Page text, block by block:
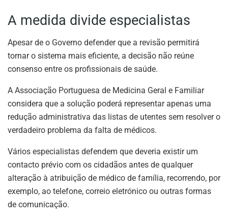
A medida divide especialistas
Apesar de o Governo defender que a revisão permitirá
tornar o sistema mais eficiente, a decisão não reúne
consenso entre os profissionais de saúde.
A Associação Portuguesa de Medicina Geral e Familiar
considera que a solução poderá representar apenas uma
redução administrativa das listas de utentes sem resolver o
verdadeiro problema da falta de médicos.
Vários especialistas defendem que deveria existir um
contacto prévio com os cidadãos antes de qualquer
alteração à atribuição de médico de família, recorrendo, por
exemplo, ao telefone, correio eletrónico ou outras formas
de comunicação.